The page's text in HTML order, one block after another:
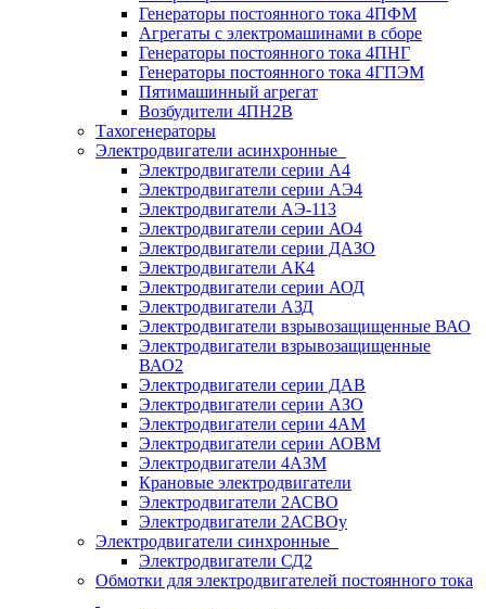
Генераторы постоянного тока 4ПФМ
Агрегаты с электромашинами в сборе
Генераторы постоянного тока 4ПНГ
Генераторы постоянного тока 4ГПЭМ
Пятимашинный агрегат
Возбудители 4ПН2В
Тахогенераторы
Электродвигатели асинхронные
Электродвигатели серии А4
Электродвигатели серии АЭ4
Электродвигатели АЭ-113
Электродвигатели серии АО4
Электродвигатели серии ДАЗО
Электродвигатели АК4
Электродвигатели серии АОД
Электродвигатели АЗД
Электродвигатели взрывозащищенные ВАО
Электродвигатели взрывозащищенные
ВАО2
Электродвигатели серии ДАВ
Электродвигатели серии АЗО
Электродвигатели серии 4АМ
Электродвигатели серии АОВМ
Электродвигатели 4АЗМ
Крановые электродвигатели
Электродвигатели 2АСВО
Электродвигатели 2АСВОу
Электродвигатели синхронные
Электродвигатели СД2
Обмотки для электродвигателей постоянного тока